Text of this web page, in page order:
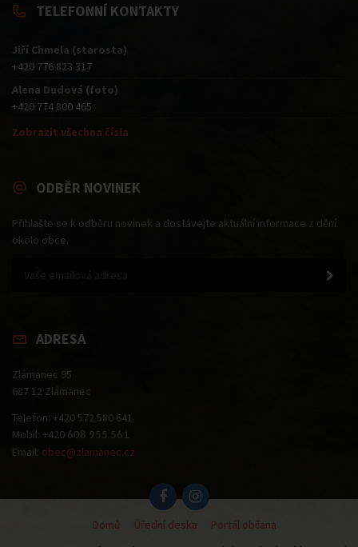
TELEFONNÍ KONTAKTY
Jiří Chmela (starosta)
+420 776 823 317
Alena Dudová (foto)
+420 774 800 465
Zobrazit všechna čísla
ODBĚR NOVINEK
Přihlašte se k odběru novinek a dostávejte aktuální informace z dění
okolo obce.
ADRESA
Zlámanec 95
687 12 Zlámanec
Telefon: +420 572 580 641
Mobil: +420 608 955 561
Email: obec@zlamanec.cz
Domů Úřední deska Portál občana